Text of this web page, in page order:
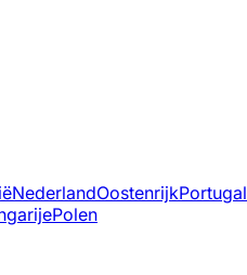
NederlandOostenrijkPortugal
Polen